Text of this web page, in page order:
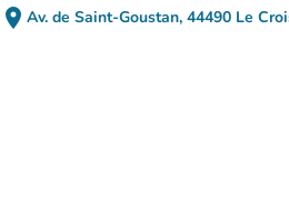
place Av. de Saint-Goustan, 44490 Le
(in Google
(new tab)